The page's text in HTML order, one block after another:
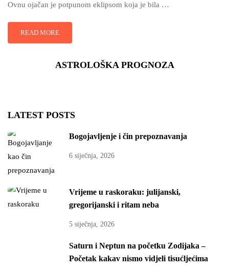
Ovnu ojačan je potpunom eklipsom koja je bila …
READ MORE
ASTROLOŠKA PROGNOZA
LATEST POSTS
Bogojavljenje i čin prepoznavanja
6 siječnja, 2026
Vrijeme u raskoraku: julijanski,
gregorijanski i ritam neba
5 siječnja, 2026
Saturn i Neptun na početku Zodijaka –
Početak kakav nismo vidjeli tisućljećima